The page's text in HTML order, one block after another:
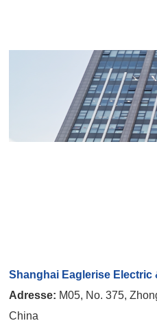
Shanghai Eaglerise Electric
Adresse: M05, No. 375,
China